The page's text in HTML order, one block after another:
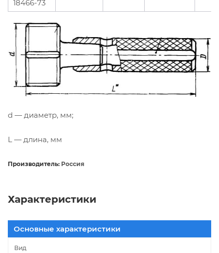
18466-73
d — диаметр, мм;
L — длина, мм
Производитель: Россия
Характеристики
Основные характеристики
Вид